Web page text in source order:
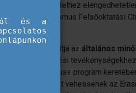
való részvételhez
is érvényes Erasmus Felsőoktatási
Charta biztosítja az általános
együttműködési
meg az Erasmus+ program
részt vehessenek az
és a